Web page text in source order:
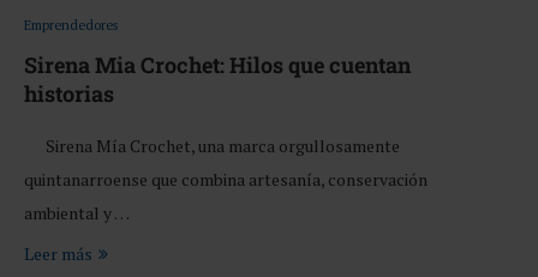
Emprendedores
Sirena Mia Crochet: Hilos que cuentan
historias
Sirena Mía Crochet, una marca orgullosamente
quintanarroense que combina artesanía, conservación
ambiental y …
Leer más